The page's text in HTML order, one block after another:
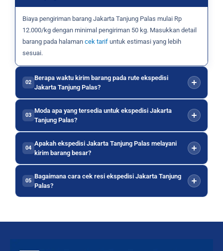
Biaya pengiriman barang Jakarta Tanjung Palas mulai Rp
12.000/kg dengan minimal pengiriman 50 kg. Masukkan detail
barang pada halaman cek tarif untuk estimasi yang lebih
sesuai.
02
Berapa waktu kirim barang pada rute ekspedisi
Jakarta Tanjung Palas?
03
Moda apa yang tersedia untuk ekspedisi Jakarta
Tanjung Palas?
04
Apakah ekspedisi Jakarta Tanjung Palas melayani
kirim barang besar?
05
Bagaimana cara cek resi ekspedisi Jakarta Tanjung
Palas?